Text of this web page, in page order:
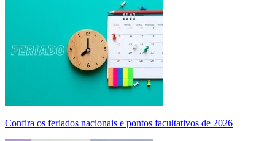
Confira os feriados nacionais e pontos facultativos de 2026